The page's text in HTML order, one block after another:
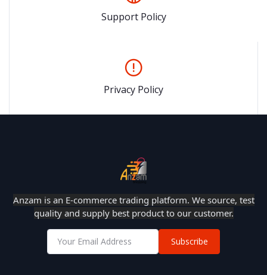
Support Policy
Privacy Policy
Anzam is an E-commerce trading platform. We source, test
quality and supply best product to our customer.
Subscribe